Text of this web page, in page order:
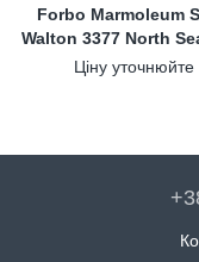
Forbo Marmoleum
Walton 3377 North
Ціну уточнюйте